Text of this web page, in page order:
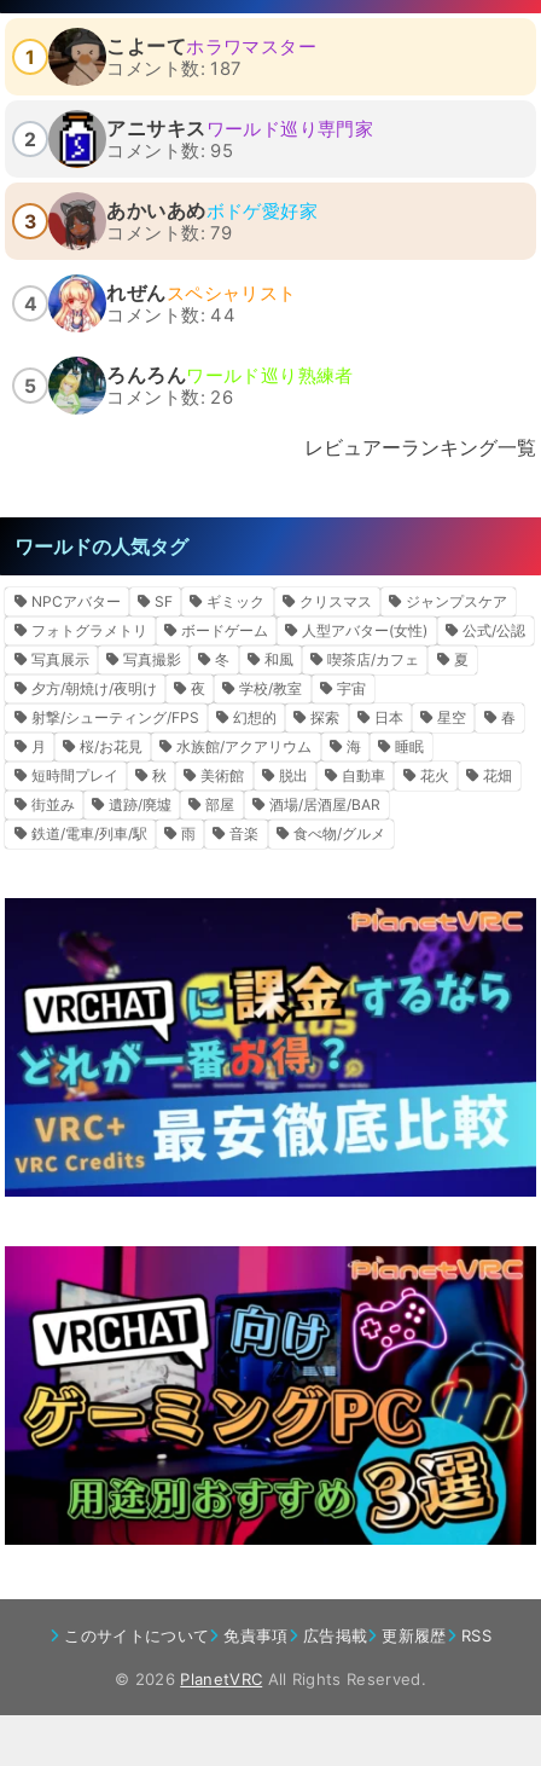
1 こよーてホラワマスター
コメント数: 187
2 アニサキス ワールド巡り専門家
コメント数: 95
3 あかいあめボドゲ愛好家
コメント数: 79
4 れぜんスペシャリスト
コメント数: 44
5 ろんろんワールド巡り熟練者
コメント数: 26
レビュアーランキング一覧
ワールドの人気タグ
NPCアバター SF ギミック クリスマス
ジャンプスケア
フォトグラメトリ
ボードゲーム 人型アバター(女性)
公式/公認
写真展示
写真撮影 冬 和風 喫茶店/カフェ
夏
夕方/朝焼け/夜明け
夜 学校/教室
宇宙
射撃/シューティング/FPS
幻想的 探索 日本 星空
春
月
桜/お花見 水族館/アクアリウム 海
睡眠
短時間プレイ
秋 美術館 脱出 自動車 花火
花畑
街並み
遺跡/廃墟 部屋
酒場/居酒屋/BAR
鉄道/電車/列車/駅
雨 音楽 食べ物/グルメ
このサイトについて 免責事項 広告掲載 更新履歴 RSS
© 2026 PlanetVRC All Rights Reserved.